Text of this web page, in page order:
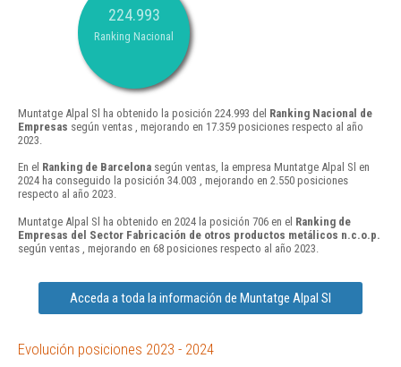
224.993
Ranking Nacional
Muntatge Alpal Sl ha obtenido la posición 224.993 del Ranking Nacional de
Empresas según ventas , mejorando en 17.359 posiciones respecto al año
2023.
En el Ranking de Barcelona según ventas, la empresa Muntatge Alpal Sl en
2024 ha conseguido la posición 34.003 , mejorando en 2.550 posiciones
respecto al año 2023.
Muntatge Alpal Sl ha obtenido en 2024 la posición 706 en el Ranking de
Empresas del Sector Fabricación de otros productos metálicos n.c.o.p.
según ventas , mejorando en 68 posiciones respecto al año 2023.
Acceda a toda la información de Muntatge Alpal Sl
Evolución posiciones 2023 - 2024